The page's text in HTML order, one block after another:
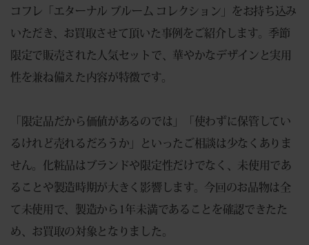
コフレ「エターナル ブルーム コレクション」をお持ち込み
いただき、お買取させて頂いた事例をご紹介します。季節
限定で販売された人気セットで、華やかなデザインと実用
性を兼ね備えた内容が特徴です。
「限定品だから価値があるのでは」「使わずに保管してい
るけれど売れるだろうか」といったご相談は少なくありま
せん。化粧品はブランドや限定性だけでなく、未使用であ
ることや製造時期が大きく影響します。今回のお品物は全
て未使用で、製造から1年未満であることを確認できたた
め、お買取の対象となりました。